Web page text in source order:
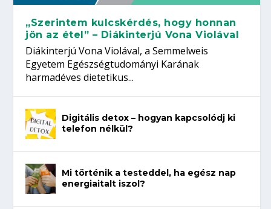
„Szerintem kulcskérdés, hogy honnan
jön az étel” – Diákinterjú Vona Violával
Diákinterjú Vona Violával, a Semmelweis
Egyetem Egészségtudományi Karának
harmadéves dietetikus...
Digitális detox – hogyan kapcsolódj ki
telefon nélkül?
Mi történik a testeddel, ha egész nap
energiaitalt iszol?